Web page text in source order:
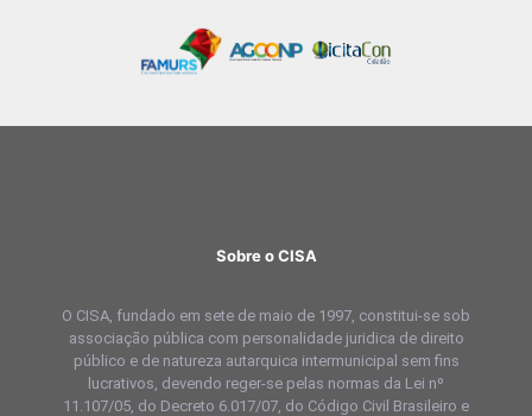
Sobre o CISA
O CISA, fundado em sete de maio de 1997, constitui-se sob
associação pública com personalidade juridica de direito
público e de natureza autarquica intermunicipal sem fins
lucrativos, devendo reger-se pelas normas da Lei nº
11.107/05, do Decreto 6.017/07, do Código Civil Brasileiro e